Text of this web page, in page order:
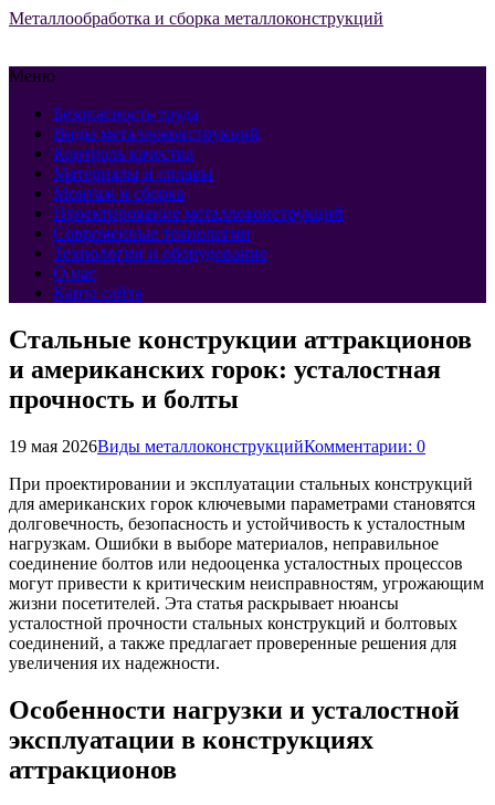
Металлообработка и сборка металлоконструкций
Меню
Безопасность труда
Виды металлоконструкций
Контроль качества
Материалы и сплавы
Монтаж и сборка
Проектирование металлоконструкций
Современные технологии
Технологии и оборудование
О нас
Карта сайта
Стальные конструкции аттракционов
и американских горок: усталостная
прочность и болты
19 мая 2026Виды металлоконструкцийКомментарии: 0
При проектировании и эксплуатации стальных конструкций
для американских горок ключевыми параметрами становятся
долговечность, безопасность и устойчивость к усталостным
нагрузкам. Ошибки в выборе материалов, неправильное
соединение болтов или недооценка усталостных процессов
могут привести к критическим неисправностям, угрожающим
жизни посетителей. Эта статья раскрывает нюансы
усталостной прочности стальных конструкций и болтовых
соединений, а также предлагает проверенные решения для
увеличения их надежности.
Особенности нагрузки и усталостной
эксплуатации в конструкциях
аттракционов